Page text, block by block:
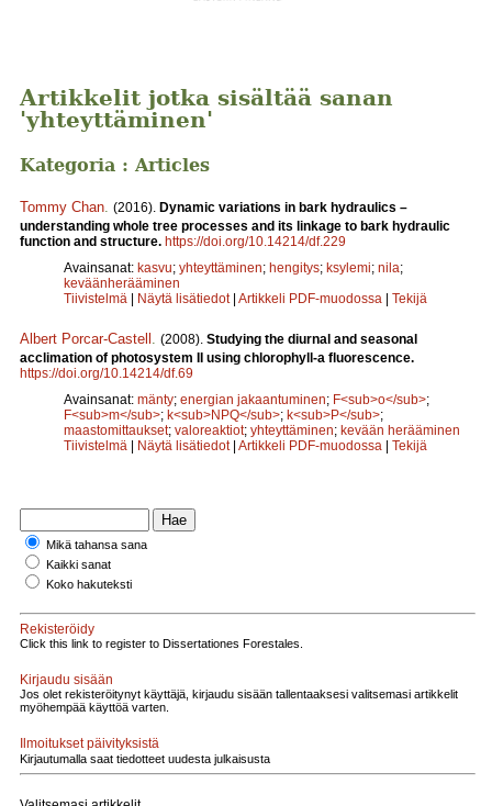
Artikkelit jotka sisältää sanan
'yhteyttäminen'
Kategoria : Articles
Tommy Chan (2016). Dynamic variations in bark hydraulics –
understanding whole tree processes and its linkage to bark hydraulic
function and structure. https://doi.org/10.14214/df.229
Avainsanat: kasvu; yhteyttäminen; hengitys; ksylemi; nila;
keväänherääminen
Tiivistelmä | Näytä lisätiedot | Artikkeli PDF-muodossa | Tekijä
Albert Porcar-Castell (2008). Studying the diurnal and seasonal
acclimation of photosystem II using chlorophyll-a fluorescence.
https://doi.org/10.14214/df.69
Avainsanat: mänty; energian jakaantuminen; F<sub>o</sub>;
F<sub>m</sub>; k<sub>NPQ</sub>; k<sub>P</sub>;
maastomittaukset; valoreaktiot; yhteyttäminen; kevään herääminen
Tiivistelmä | Näytä lisätiedot | Artikkeli PDF-muodossa | Tekijä
Mikä tahansa sana
Kaikki sanat
Koko hakuteksti
Rekisteröidy
Click this link to register to Dissertationes Forestales.
Kirjaudu sisään
Jos olet rekisteröitynyt käyttäjä, kirjaudu sisään tallentaaksesi valitsemasi artikkelit
myöhempää käyttöä varten.
Ilmoitukset päivityksistä
Kirjautumalla saat tiedotteet uudesta julkaisusta